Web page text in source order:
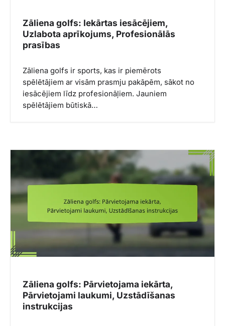
Zāliena golfs: Iekārtas iesācējiem,
Uzlabota aprīkojums, Profesionālās
prasības
Zāliena golfs ir sports, kas ir piemērots
spēlētājiem ar visām prasmju pakāpēm, sākot no
iesācējiem līdz profesionāļiem. Jauniem
spēlētājiem būtiskā…
Zāliena golfs: Pārvietojama iekārta,
Pārvietojami laukumi, Uzstādīšanas
instrukcijas